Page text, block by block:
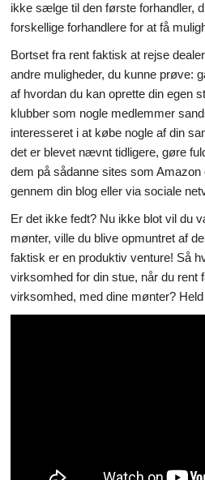
ikke sælge til den første forhandler,
forskellige forhandlere for at få
Bortset fra rent faktisk at rejse
andre muligheder, du kunne prøve:
af hvordan du kan oprette din egen
klubber som nogle medlemmer
interesseret i at købe nogle af din
det er blevet nævnt tidligere, gøre
dem på sådanne sites som Amazon
gennem din blog eller via sociale
Er det ikke fedt? Nu ikke blot vil du
mønter, ville du blive opmuntret af
faktisk er en produktiv venture! Så
virksomhed for din stue, når du rent
virksomhed, med dine mønter?